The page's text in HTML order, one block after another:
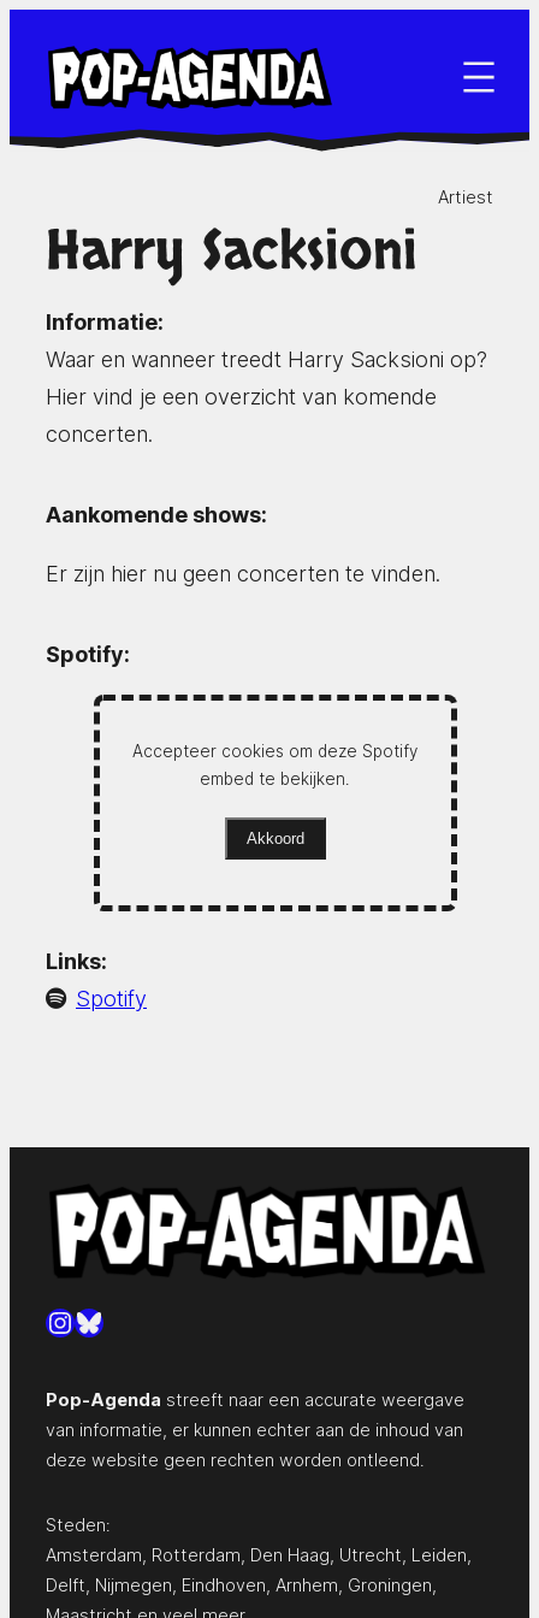
naar
inhoud
Artiest
Harry Sacksioni
Informatie:
Waar en wanneer treedt Harry Sacksioni op?
Hier vind je een overzicht van komende
concerten.
Aankomende shows:
Er zijn hier nu geen concerten te vinden.
Spotify:
Accepteer cookies om deze Spotify
embed te bekijken.
Akkoord
Links:
Spotify
Instagram
Bluesky
Pop-Agenda streeft naar een accurate weergave
van informatie, er kunnen echter aan de inhoud van
deze website geen rechten worden ontleend.
Steden:
Amsterdam Rotterdam Den Haag Utrecht Leiden
Delft Nijmegen Eindhoven Arnhem Groningen